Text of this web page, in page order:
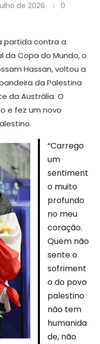
de 2026
0
partida contra a
da Copa do Mundo, o
Hassan, voltou a
da Palestina
da Austrália. O
e fez um novo
“Carrego
um
sentiment
o muito
profundo
no meu
coração.
Quem não
sente o
sofriment
o do povo
palestino
não tem
humanida
de, não